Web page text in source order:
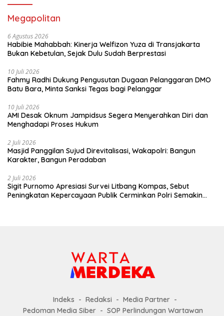
Megapolitan
6 Agustus 2026
Habibie Mahabbah: Kinerja Welfizon Yuza di Transjakarta
Bukan Kebetulan, Sejak Dulu Sudah Berprestasi
10 Juli 2026
Fahmy Radhi Dukung Pengusutan Dugaan Pelanggaran DMO
Batu Bara, Minta Sanksi Tegas bagi Pelanggar
10 Juli 2026
AMI Desak Oknum Jampidsus Segera Menyerahkan Diri dan
Menghadapi Proses Hukum
2 Juli 2026
Masjid Panggilan Sujud Direvitalisasi, Wakapolri: Bangun
Karakter, Bangun Peradaban
2 Juli 2026
Sigit Purnomo Apresiasi Survei Litbang Kompas, Sebut
Peningkatan Kepercayaan Publik Cerminkan Polri Semakin
Indeks Redaksi
Media Partner
Pedoman Media Siber
SOP Perlindungan Wartawan